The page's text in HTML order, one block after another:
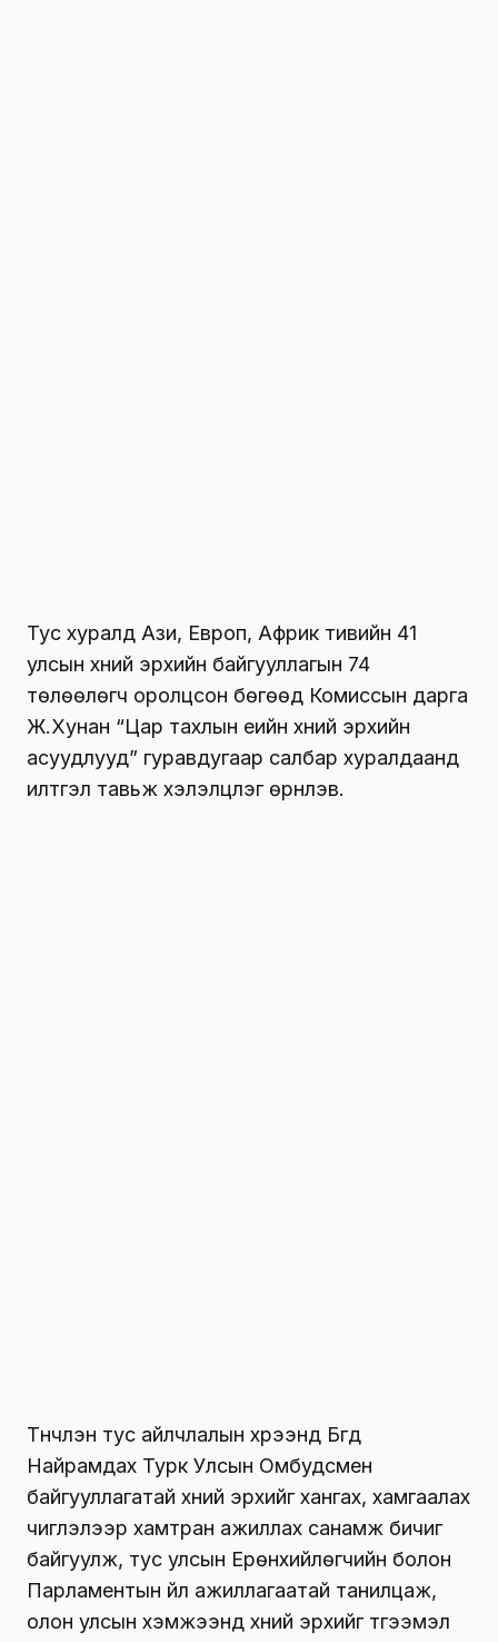
Найрамдах Турк Улсын Омбудсмен
байгууллагатай хүний эрхийг хангах, хамгаалах
чиглэлээр хамтран ажиллах санамж бичиг
байгуулж, тус улсын Ерөнхийлөгчийн болон
Парламентын үйл ажиллагаатай танилцаж,
олон улсын хэмжээнд хүний эрхийг түгээмэл
Монгол Улсаас Турк улсад байнга оршин
суугаа иргэдийн 55 орчим хувь нь С3
ангилал буюу үйлчилгээний болон жижиг
дунд үйлдвэрлэлийн салбарт ажиллаж байгаа